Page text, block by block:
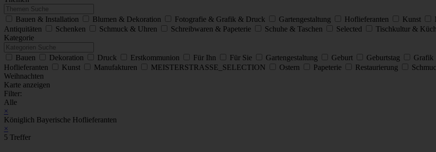
Bauen & Installation Blumen & Dekoration Fotografie & Grafik & Druck Gartengestaltung Hoflieferanten Kunst
Antiquitäten
Schenken Schmuck & Uhren Schreibwaren & Papeterie Schuhe & Taschen Selected
Tischkultur &
Kategorie
Bauen Dekoration Druck Erstkommunion Für Ihn Für Sie Gartengestaltung Geburt Geburtstag
Grafik
Hoflieferanten
Kunst Manufakturen MEISTERSTRASSE_SELECTION Ostern Papeterie Restaurierung
Weihnachten
Karte anzeigen
Filter:
Alle
×
Königlich Bayerische Hoflieferanten
×
5 Treffer